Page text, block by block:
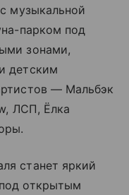
музыкальной
парком под
зонами,
детским
— Мальбэк
ЛСП, Ёлка
станет яркий
открытым